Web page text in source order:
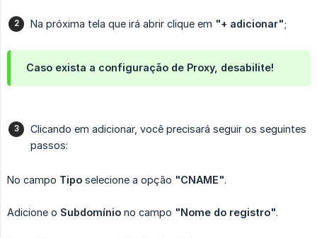
Na próxima tela que irá abrir clique em "+ adicionar";
Caso exista a configuração de Proxy, desabilite!
Clicando em adicionar, você precisará seguir os seguintes
passos:
No campo Tipo selecione a opção "CNAME".
Adicione o Subdomínio no campo "Nome do registro".